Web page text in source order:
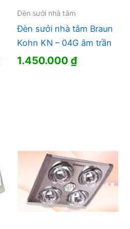
Đèn sưởi nhà tắm
Đèn sưởi nhà tắm Braun
Kohn KN – 04G âm trần
1.450.000₫